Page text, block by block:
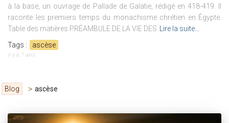
à la base, un ouvrage de Pallade de Galatie, rédigé en 418-419. Il
raconte les premiers temps du monachisme chrétien en Égypte.
Table des matières PRÉAMBULE DE LA VIE DES
Lire la suite…
Tags :
ascèse
il y a 7 ans
Blog > ascèse